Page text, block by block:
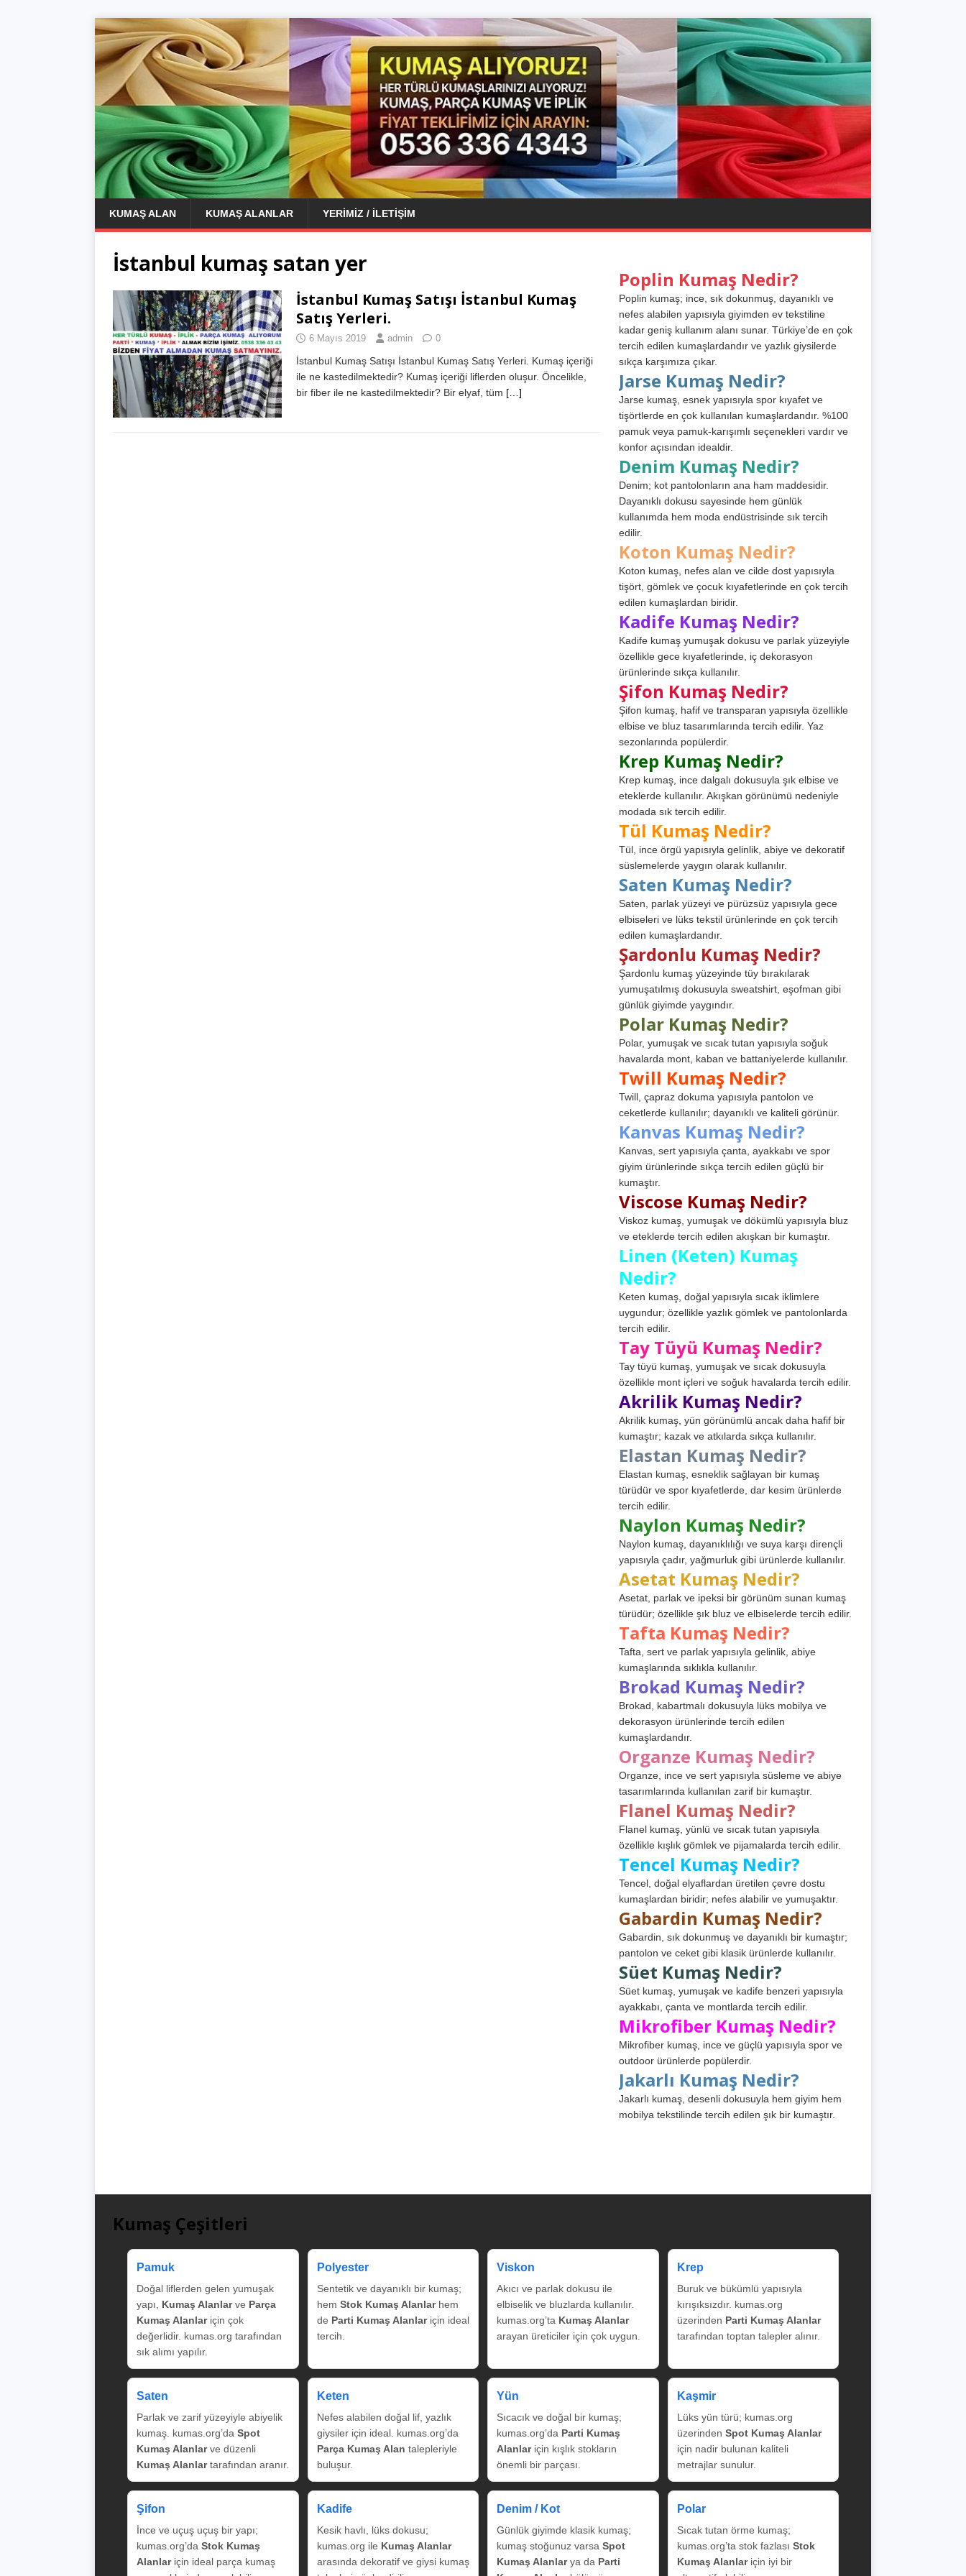
KUMAŞ ALAN KUMAŞ ALANLAR YERIMIZ / İLETIŞIM
İstanbul kumaş satan yer
İstanbul Kumaş Satışı İstanbul Kumaş
Satış Yerleri.
6 Mayıs 2019 admin 0
İstanbul Kumaş Satışı İstanbul Kumaş Satış Yerleri. Kumaş içeriği
ile ne kastedilmektedir? Kumaş içeriği liflerden oluşur. Öncelikle,
bir fiber ile ne kastedilmektedir? Bir elyaf, tüm […]
Poplin Kumaş Nedir?
Poplin kumaş; ince, sık dokunmuş, dayanıklı ve
nefes alabilen yapısıyla giyimden ev tekstiline
kadar geniş kullanım alanı sunar. Türkiye’de en çok
tercih edilen kumaşlardandır ve yazlık giysilerde
sıkça karşımıza çıkar.
Jarse Kumaş Nedir?
Jarse kumaş, esnek yapısıyla spor kıyafet ve
tişörtlerde en çok kullanılan kumaşlardandır. %100
pamuk veya pamuk-karışımlı seçenekleri vardır ve
konfor açısından idealdir.
Denim Kumaş Nedir?
Denim; kot pantolonların ana ham maddesidir.
Dayanıklı dokusu sayesinde hem günlük
kullanımda hem moda endüstrisinde sık tercih
edilir.
Koton Kumaş Nedir?
Koton kumaş, nefes alan ve cilde dost yapısıyla
tişört, gömlek ve çocuk kıyafetlerinde en çok tercih
edilen kumaşlardan biridir.
Kadife Kumaş Nedir?
Kadife kumaş yumuşak dokusu ve parlak yüzeyiyle
özellikle gece kıyafetlerinde, iç dekorasyon
ürünlerinde sıkça kullanılır.
Şifon Kumaş Nedir?
Şifon kumaş, hafif ve transparan yapısıyla özellikle
elbise ve bluz tasarımlarında tercih edilir. Yaz
sezonlarında popülerdir.
Krep Kumaş Nedir?
Krep kumaş, ince dalgalı dokusuyla şık elbise ve
eteklerde kullanılır. Akışkan görünümü nedeniyle
modada sık tercih edilir.
Tül Kumaş Nedir?
Tül, ince örgü yapısıyla gelinlik, abiye ve dekoratif
süslemelerde yaygın olarak kullanılır.
Saten Kumaş Nedir?
Saten, parlak yüzeyi ve pürüzsüz yapısıyla gece
elbiseleri ve lüks tekstil ürünlerinde en çok tercih
edilen kumaşlardandır.
Şardonlu Kumaş Nedir?
Şardonlu kumaş yüzeyinde tüy bırakılarak
yumuşatılmış dokusuyla sweatshirt, eşofman gibi
günlük giyimde yaygındır.
Polar Kumaş Nedir?
Polar, yumuşak ve sıcak tutan yapısıyla soğuk
havalarda mont, kaban ve battaniyelerde kullanılır.
Twill Kumaş Nedir?
Twill, çapraz dokuma yapısıyla pantolon ve
ceketlerde kullanılır; dayanıklı ve kaliteli görünür.
Kanvas Kumaş Nedir?
Kanvas, sert yapısıyla çanta, ayakkabı ve spor
giyim ürünlerinde sıkça tercih edilen güçlü bir
kumaştır.
Viscose Kumaş Nedir?
Viskoz kumaş, yumuşak ve dökümlü yapısıyla bluz
ve eteklerde tercih edilen akışkan bir kumaştır.
Linen (Keten) Kumaş
Nedir?
Keten kumaş, doğal yapısıyla sıcak iklimlere
uygundur; özellikle yazlık gömlek ve pantolonlarda
tercih edilir.
Tay Tüyü Kumaş Nedir?
Tay tüyü kumaş, yumuşak ve sıcak dokusuyla
özellikle mont içleri ve soğuk havalarda tercih edilir.
Akrilik Kumaş Nedir?
Akrilik kumaş, yün görünümlü ancak daha hafif bir
kumaştır; kazak ve atkılarda sıkça kullanılır.
Elastan Kumaş Nedir?
Elastan kumaş, esneklik sağlayan bir kumaş
türüdür ve spor kıyafetlerde, dar kesim ürünlerde
tercih edilir.
Naylon Kumaş Nedir?
Naylon kumaş, dayanıklılığı ve suya karşı dirençli
yapısıyla çadır, yağmurluk gibi ürünlerde kullanılır.
Asetat Kumaş Nedir?
Asetat, parlak ve ipeksi bir görünüm sunan kumaş
türüdür; özellikle şık bluz ve elbiselerde tercih edilir.
Tafta Kumaş Nedir?
Tafta, sert ve parlak yapısıyla gelinlik, abiye
kumaşlarında sıklıkla kullanılır.
Brokad Kumaş Nedir?
Brokad, kabartmalı dokusuyla lüks mobilya ve
dekorasyon ürünlerinde tercih edilen
kumaşlardandır.
Organze Kumaş Nedir?
Organze, ince ve sert yapısıyla süsleme ve abiye
tasarımlarında kullanılan zarif bir kumaştır.
Flanel Kumaş Nedir?
Flanel kumaş, yünlü ve sıcak tutan yapısıyla
özellikle kışlık gömlek ve pijamalarda tercih edilir.
Tencel Kumaş Nedir?
Tencel, doğal elyaflardan üretilen çevre dostu
kumaşlardan biridir; nefes alabilir ve yumuşaktır.
Gabardin Kumaş Nedir?
Gabardin, sık dokunmuş ve dayanıklı bir kumaştır;
pantolon ve ceket gibi klasik ürünlerde kullanılır.
Süet Kumaş Nedir?
Süet kumaş, yumuşak ve kadife benzeri yapısıyla
ayakkabı, çanta ve montlarda tercih edilir.
Mikrofiber Kumaş Nedir?
Mikrofiber kumaş, ince ve güçlü yapısıyla spor ve
outdoor ürünlerde popülerdir.
Jakarlı Kumaş Nedir?
Jakarlı kumaş, desenli dokusuyla hem giyim hem
mobilya tekstilinde tercih edilen şık bir kumaştır.
Kumaş Çeşitleri
Pamuk
Doğal liflerden gelen yumuşak
yapı, Kumaş Alanlarve Parça
Kumaş Alanlariçin çok
değerlidir. kumas.org tarafından
sık alımı yapılır.
Polyester
Sentetik ve dayanıklı bir kumaş;
hem Stok Kumaş Alanlarhem
de Parti Kumaş Alanlariçin ideal
tercih.
Viskon
Akıcı ve parlak dokusu ile
elbiselik ve bluzlarda kullanılır.
kumas.org’ta Kumaş Alanlar
arayan üreticiler için çok uygun.
Krep
Buruk ve bükümlü yapısıyla
kırışıksızdır. kumas.org
üzerinden Parti Kumaş Alanlar
tarafından toptan talepler alınır.
Saten
Parlak ve zarif yüzeyiyle abiyelik
kumaş. kumas.org’da Spot
Kumaş Alanlarve düzenli
Kumaş Alanlartarafından aranır.
Keten
Nefes alabilen doğal lif, yazlık
giysiler için ideal. kumas.org’da
Parça Kumaş Alan talepleriyle
buluşur.
Yün
Sıcacık ve doğal bir kumaş;
kumas.org’da Parti Kumaş
Alanlariçin kışlık stokların
önemli bir parçası.
Kaşmir
Lüks yün türü; kumas.org
üzerinden Spot Kumaş Alanlar
için nadir bulunan kaliteli
metrajlar sunulur.
Şifon
İnce ve uçuş uçuş bir yapı;
kumas.org’da Stok Kumaş
Alanlariçin ideal parça kumaş
Kadife
Kesik havlı, lüks dokusu;
kumas.org ile Kumaş Alanlar
arasında dekoratif ve giysi kumaş
Denim / Kot
Günlük giyimde klasik kumaş;
kumaş stoğunuz varsa Spot
Kumaş Alanlarya da Parti
Polar
Sıcak tutan örme kumaş;
kumas.org’ta stok fazlası Stok
Kumaş Alanlariçin iyi bir